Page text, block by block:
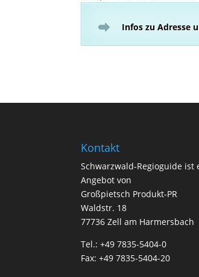
Infos zu Adresse
Kontakt
Schwarzwald-Regioguide ist
Angebot von
Großpietsch Produkt-PR
Waldstr. 18
77736 Zell am Harmersbach
Tel.: +49 7835-5404-0
Fax: +49 7835-5404-20